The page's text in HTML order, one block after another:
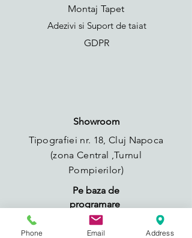
Montaj Tapet
Adezivi si Suport de taiat
GDPR
Showroom
Tipografiei nr. 18, Cluj Napoca
(zona Central ,Turnul
Pompierilor)
Pe baza de
programare
0724742737
Phone Email Address